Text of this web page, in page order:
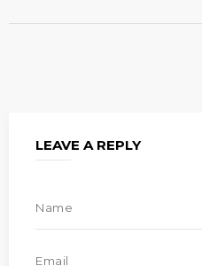
LEAVE A REPLY